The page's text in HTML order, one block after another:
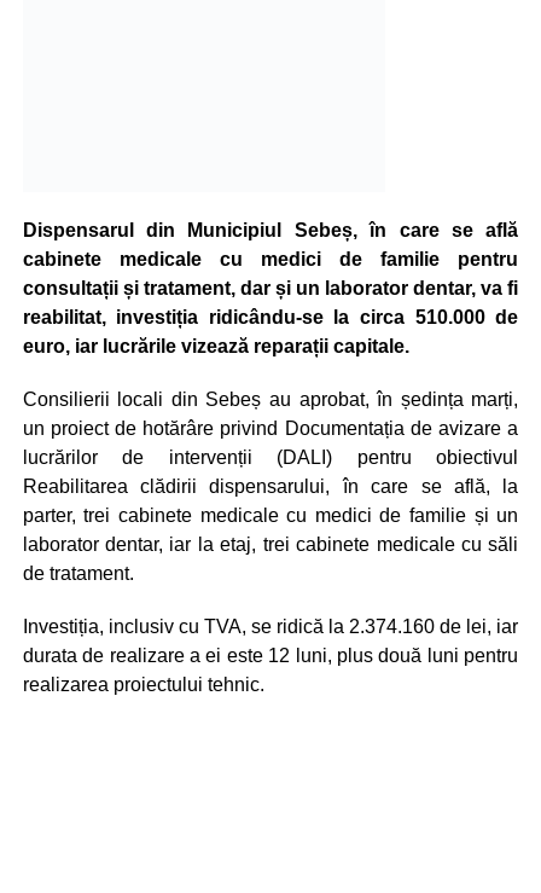
Dispensarul din Municipiul Sebeș, în care se află
cabinete medicale cu medici de familie pentru
consultații și tratament, dar și un laborator dentar, va fi
reabilitat, investiția ridicându-se la circa 510.000 de
euro, iar lucrările vizează reparații capitale.
Consilierii locali din Sebeș au aprobat, în ședința marți,
un proiect de hotărâre privind Documentația de avizare a
lucrărilor de intervenții (DALI) pentru obiectivul
Reabilitarea clădirii dispensarului, în care se află, la
parter, trei cabinete medicale cu medici de familie și un
laborator dentar, iar la etaj, trei cabinete medicale cu săli
de tratament.
Investiția, inclusiv cu TVA, se ridică la 2.374.160 de lei, iar
durata de realizare a ei este 12 luni, plus două luni pentru
realizarea proiectului tehnic.